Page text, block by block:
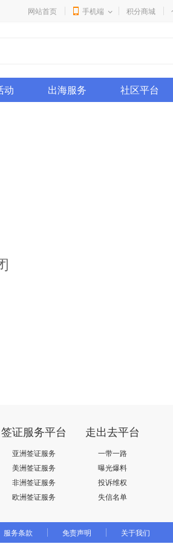
网站首页 手机端 积分商城
动 出海服务 社区平台
签证服务平台
亚洲签证服务
美洲签证服务
非洲签证服务
欧洲签证服务
走出去平台
一带一路
曝光爆料
投诉维权
失信名单
服务条款 免责声明 关于我们